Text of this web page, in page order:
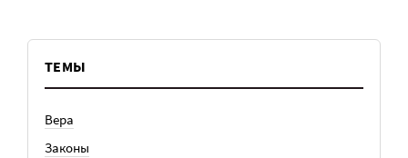
ТЕМЫ
Вера
Законы